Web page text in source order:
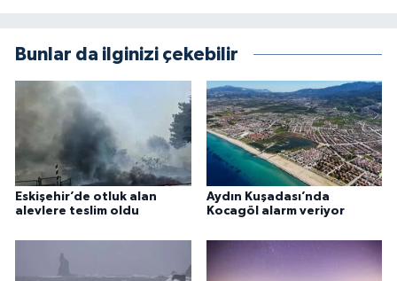
Bunlar da ilginizi çekebilir
Eskişehir’de otluk alan
alevlere teslim oldu
Aydın Kuşadası’nda
Kocagöl alarm veriyor